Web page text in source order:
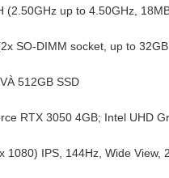
up to 4.50GHz,
SO-DIMM socket, up to
512GB SSD
RTX 3050 4GB; Intel UHD
1080) IPS, 144Hz, Wide